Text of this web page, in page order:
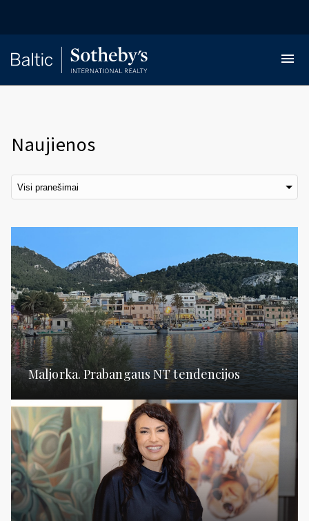
Naujienos
Maljorka. Prabangaus NT tendencijos